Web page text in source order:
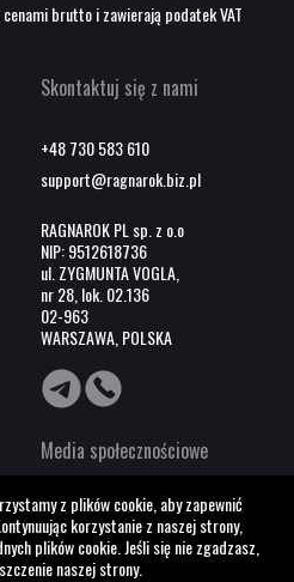
brutto i zawierają podatek VAT
Media społecznościowe
Skontaktuj się z nami
+48 730 583 610
support@ragnarok.biz.pl
RAGNAROK PL sp. z o.o
NIP: 9512618736
ul. ZYGMUNTA VOGLA,
nr 28, lok. 02.136
02-963
WARSZAWA, POLSKA
z plików cookie, aby zapewnić
korzystanie z naszej strony,
plików cookie. Jeśli się nie zgadzasz,
naszej strony.